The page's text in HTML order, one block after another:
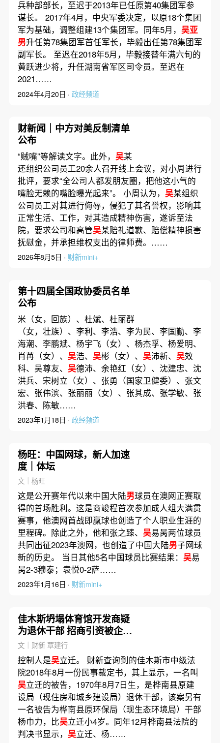
兵种部部长，至迟于2013年已任原第40集团军参
谋长。 2017年4月，中央军委决定，以原18个集团
军为基础，调整组建13个集团军。同年5月， 吴亚
男升任第78集团军首任军长，毕毅出任第78集团军
副军长。 至迟在2018年5月，毕毅接替年满六旬的
黄跃进少将，升任湖南省军区司令员。至迟在
2021……
2024年4月20日 · 政经频道
财新闻｜中方对美反制清单
公布
“贼嘴”等解读文字。此外， 吴某
还组织公司员工20余人召开线上会议，对小周进行
批评，要求“全公司人都发朋友圈，把他这小气的
嘴脸无赖的嘴脸曝光起来”。 小周认为， 吴某组织
公司员工对其进行侮辱，侵犯了其名誉权，影响其
正常生活、工作，对其造成精神伤害，遂诉至法
院，要求公司和高管吴某赔礼道歉、赔偿精神损害
抚慰金，并承担维权支出的律师费。……
2026年8月5日 · 财新mini+
第十四届全国政协委员名单
公布
米（女，回族）、杜斌、杜丽群
（女，壮族）、李利、李浩、李为民、李国勤、李
海潮、李鹏斌、杨宇飞（女）、杨杰孚、杨爱明、
肖苒（女）、 吴浩、 吴彬（女）、 吴沛新、 吴效
科、吴尊友、 吴德沛、余艳红（女）、沈建忠、沈
洪兵、宋树立（女）、张勇（国家卫健委）、张文
宏、张伟滨、张丽丽（女）、张其成、张学敏、张
洪春、陈敏……
2023年1月18日 · 政经频道
杨旺：中国网球，新人加速
度｜体坛
文｜杨旺
这是公开赛年代以来中国大陆男球员在澳网正赛取
得的首场胜利。这是商竣程首次参加成人组大满贯
赛事，他澳网首战即赢球也创造了个人职业生涯的
里程碑。除此之外，他和张之臻、 吴易昺两位球员
共同出征2023年澳网，也创造了中国大陆男子网球
新的历史。 当日其他5名中国球员比赛结果： 吴易
昺2-3穆泰；袁悦0-2萨……
2023年1月16日 · 财新mini+
佳木斯坍塌体育馆开发商疑
为退休干部 招商引资被企业
否认
文｜财新 覃建行
控制人是吴立迁。 财新查询到的佳木斯市中级法
院2018年8月一份民事裁定书，其上显示，一名叫
吴立迁的被告，1970年8月7日生，是桦南县原建
设局（现住房和城乡建设局）退休干部，该案另有
一名被告为桦南县原环保局（现生态环境局）干部
杨巾力，比吴立迁小4岁。同年12月桦南县法院的
判决书显示， 吴立迁、杨……